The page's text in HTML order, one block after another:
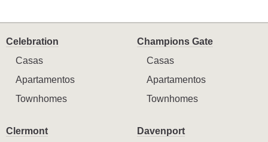
Celebration
Casas
Apartamentos
Townhomes
Champions Gate
Casas
Apartamentos
Townhomes
Clermont
Davenport